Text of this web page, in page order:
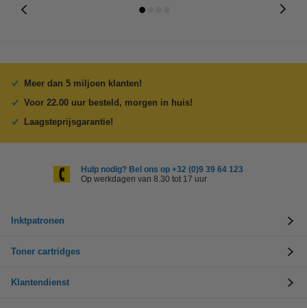
Meer dan 5 miljoen klanten!
Voor 22.00 uur besteld, morgen in huis!
Laagsteprijsgarantie!
Hulp nodig? Bel ons op +32 (0)9 39 64 123
Op werkdagen van 8.30 tot 17 uur
Inktpatronen
Toner cartridges
Klantendienst